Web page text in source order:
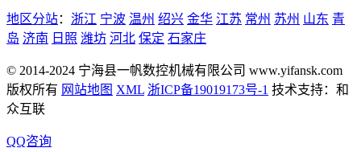
地区分站： 浙江 宁波 温州 绍兴 金华 江苏 常州 苏州 山东 青
岛 济南 日照 潍坊 河北 保定 石家庄
© 2014-2024 宁海县一帆数控机械有限公司 www.yifansk.com
版权所有 网站地图 XML 浙ICP备19019173号-1 技术支持：和
众互联
QQ咨询